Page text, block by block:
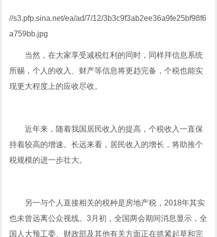
//s3.pfp.sina.net/ea/ad/7/12/3b3c9f3ab2ee36a9fe25bf98f6
a759bb.jpg
当然，在大家享受减税红利的同时，同样拜信息系统
所赐，个人的收入、财产等信息将更趋完备，个税也能实
现更大程度上的应收尽收。
近年来，随着我国居民收入的提高，个税收入一直保
持着较高的增速。长远来看，居民收入的增长，将助推个
税规模的进一步壮大。
另一与个人直接相关的税种是房地产税，2018年其实
也未曾远离公众视线。3月初，全国两会期间消息显示，全
国人大预工委、财政部及其他有关方面正在抓紧起草和完